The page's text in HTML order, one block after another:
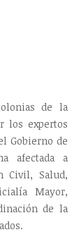
de la
los expertos
Gobierno de
afectada a
Civil, Salud,
Mayor,
de la